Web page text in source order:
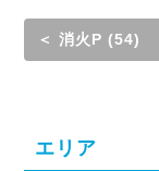
＜ 消火P (54)
エリア